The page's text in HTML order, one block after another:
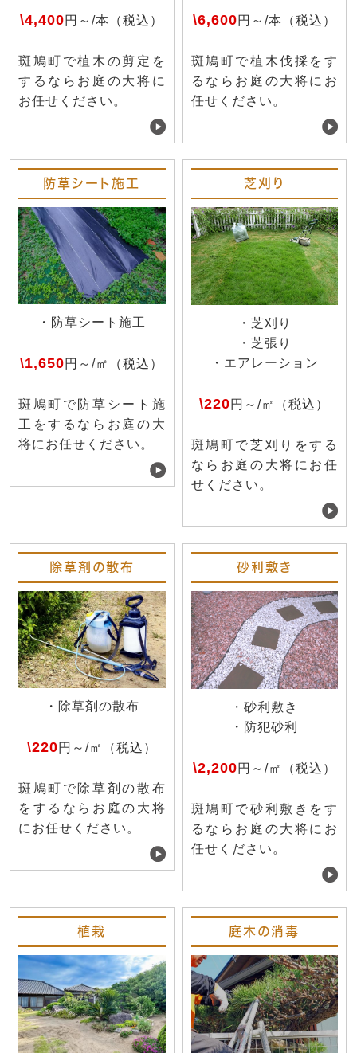
\4,400円～/本（税込）
斑鳩町で植木の剪定を
するならお庭の大将に
お任せください。
\6,600円～/本（税込）
斑鳩町で植木伐採をす
るならお庭の大将にお
任せください。
防草シート施工
・防草シート施工
\1,650円～/㎡（税込）
斑鳩町で防草シート施
工をするならお庭の大
将にお任せください。
芝刈り
・芝刈り
・芝張り
・エアレーション
\220円～/㎡（税込）
斑鳩町で芝刈りをする
ならお庭の大将にお任
せください。
除草剤の散布
・除草剤の散布
\220円～/㎡（税込）
斑鳩町で除草剤の散布
をするならお庭の大将
にお任せください。
砂利敷き
・砂利敷き
・防犯砂利
\2,200円～/㎡（税込）
斑鳩町で砂利敷きをす
るならお庭の大将にお
任せください。
植栽 庭木の消毒